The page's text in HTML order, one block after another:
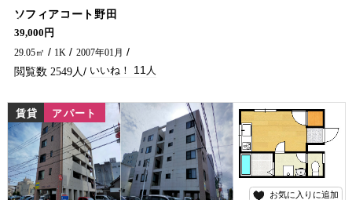
ソフィアコート野田
九科大生様－(^_^)/住み替えご検討中の方ご連絡ください！もちろんその他の方も大歓迎です(^_^)/ 最上階の角部屋ですよー♪ 延岡市の賃貸アパート・マンション探しは五ヶ瀬不動産まで(^_-)-☆
39,000円
29.05㎡
1K 2007年01月
2549 11
お気に入りに追加
賃貸 アパート